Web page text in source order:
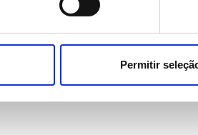
informações acerca da sua
as podem combinar com outras
Permitir